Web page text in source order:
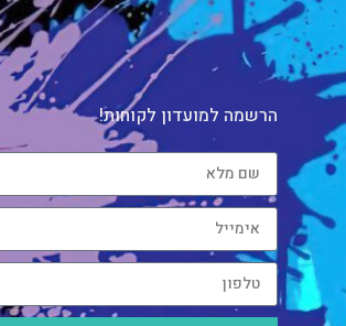
הרשמה למועדון לקוחות!